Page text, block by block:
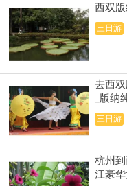
西双
三日游
去西
_版
三日游
杭州
江豪